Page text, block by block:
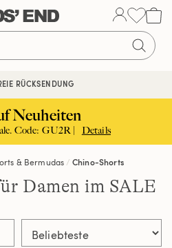
AB 120€ | VERTRAUEN SEIT 1963
RÜCKSENDUNG
Neuheiten
Code: GU2R | Details
& Bermudas Chino-Shorts
Damen im SALE